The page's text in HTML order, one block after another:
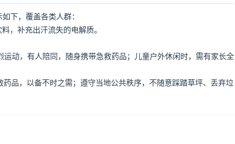
下，覆盖各类人群：
，补充出汗流失的电解质。
动，有人陪同，随身携带急救药品；儿童户外休闲时，需有家长全
品，以备不时之需；遵守当地公共秩序，不随意踩踏草坪、丢弃垃